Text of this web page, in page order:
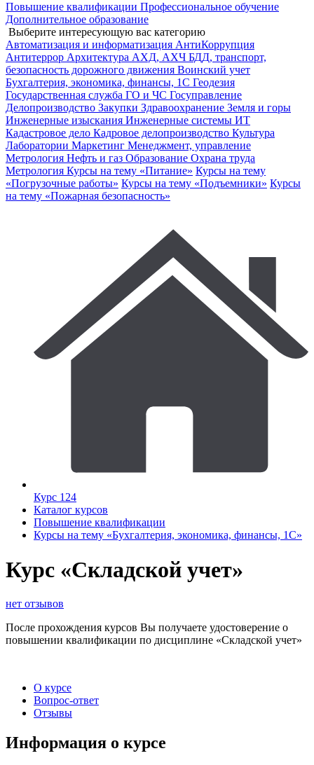
Повышение квалификации Профессиональное обучение
Дополнительное образование
Выберите интересующую вас категорию
Автоматизация и информатизация АнтиКоррупция
Антитеррор Архитектура АХД, АХЧ БДД, транспорт,
безопасность дорожного движения Воинский учет
Бухгалтерия, экономика, финансы, 1С Геодезия
Государственная служба ГО и ЧС Госуправление
Делопроизводство Закупки Здравоохранение Земля и горы
Инженерные изыскания Инженерные системы ИТ
Кадастровое дело Кадровое делопроизводство Культура
Лаборатории Маркетинг Менеджмент, управление
Метрология Нефть и газ Образование Охрана труда
Метрология Курсы на тему «Питание» Курсы на тему
«Погрузочные работы» Курсы на тему «Подъемники» Курсы
на тему «Пожарная безопасность»
Курс 124
Каталог курсов
Повышение квалификации
Курсы на тему «Бухгалтерия, экономика, финансы, 1С»
Курс «Складской учет»
нет отзывов
После прохождения курсов Вы получаете удостоверение о
повышении квалификации по дисциплине «Складской учет»
О курсе
Вопрос-ответ
Отзывы
Информация о курсе